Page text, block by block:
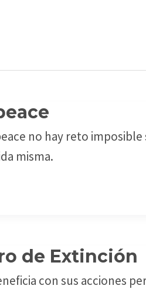
no hay reto
misma.
de Extinción
con sus acciones